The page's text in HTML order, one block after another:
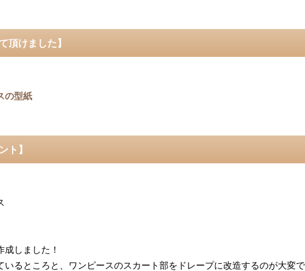
頂けました】
の型紙
ト】
しました！
いるところと、ワンピースのスカート部をドレープに改造するのが大変